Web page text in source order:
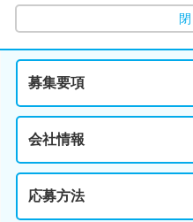
募集要項
会社情報
応募方法